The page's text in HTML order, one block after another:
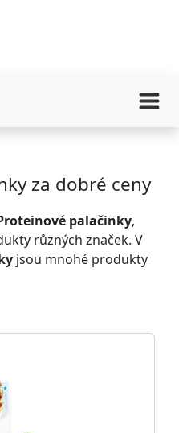
za dobré ceny
palačinky,
různých značek. V
jsou mnohé produkty